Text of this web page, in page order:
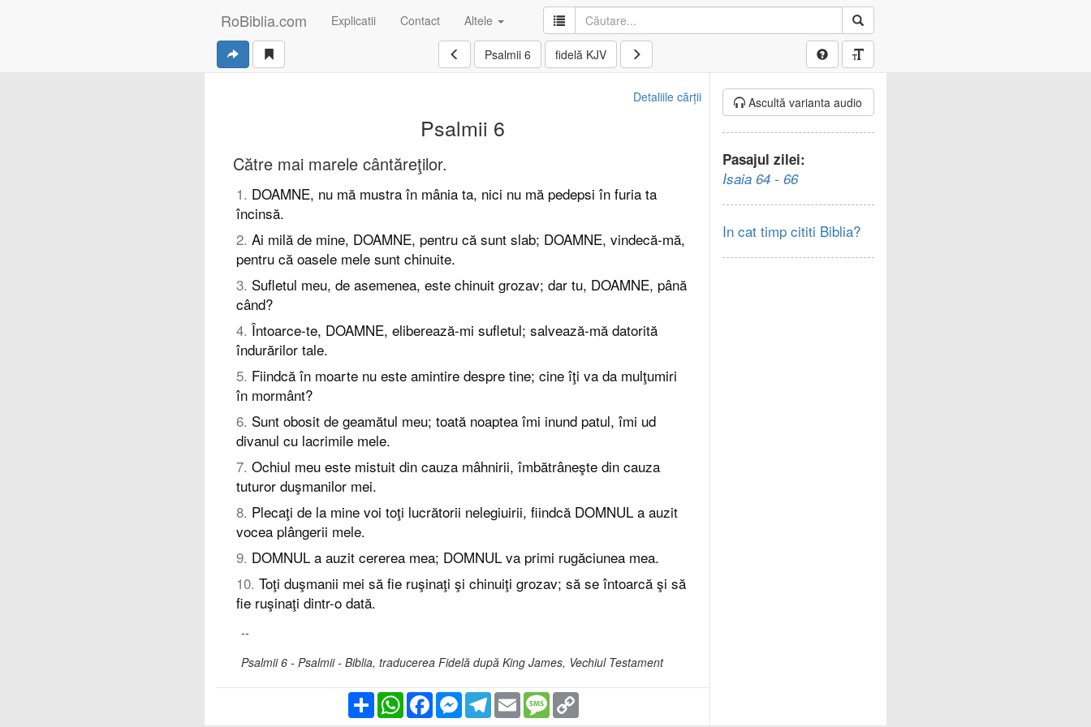
RoBiblia.com Explicatii Contact Altele
Psalmii 6 fidelă KJV
Detaliile cărții
Psalmii 6
Către mai marele cântăreţilor.
1. DOAMNE, nu mă mustra în mânia ta, nici nu mă pedepsi în furia ta
încinsă.
2. Ai milă de mine, DOAMNE, pentru că sunt slab; DOAMNE, vindecă-mă,
pentru că oasele mele sunt chinuite.
3. Sufletul meu, de asemenea, este chinuit grozav; dar tu, DOAMNE, până
când?
4. Întoarce-te, DOAMNE, eliberează-mi sufletul; salvează-mă datorită
îndurărilor tale.
5. Fiindcă în moarte nu este amintire despre tine; cine îţi va da mulţumiri
în mormânt?
6. Sunt obosit de geamătul meu; toată noaptea îmi inund patul, îmi ud
divanul cu lacrimile mele.
7. Ochiul meu este mistuit din cauza mâhnirii, îmbătrâneşte din cauza
tuturor duşmanilor mei.
8. Plecaţi de la mine voi toţi lucrătorii nelegiuirii, fiindcă DOMNUL a auzit
vocea plângerii mele.
9. DOMNUL a auzit cererea mea; DOMNUL va primi rugăciunea mea.
10. Toţi duşmanii mei să fie ruşinaţi şi chinuiţi grozav; să se întoarcă şi să
fie ruşinaţi dintr-o dată.
--
Psalmii 6 - Psalmii - Biblia, traducerea Fidelă după King James, Vechiul Testament
PartajareWhatsAppFacebookMessengerTelegram
EmailMessageCopy
Link
Ascultă varianta audio
Pasajul zilei:
Isaia 64 - 66
In cat timp cititi Biblia?